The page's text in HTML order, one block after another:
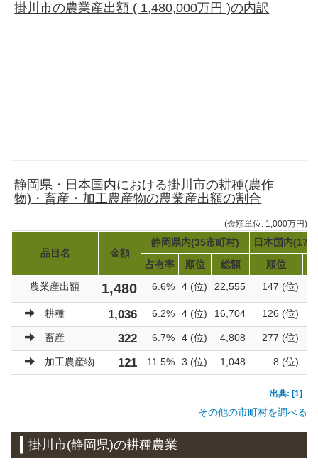
掛川市の農業産出額 ( 1,480,000万円 )の内訳
静岡県・日本国内における掛川市の耕種(農作
物)・畜産・加工農産物の農業産出額の割合
(金額単位: 1,000万円)
品目名 金額
静岡県内(35市町村)
日本国内
占有率
順位 総額
順位
農業産出額
1,480 6.6% 4 (位) 22,555 147 (位)
耕種 1,036 6.2% 4 (位) 16,704 126 (位)
畜産 322 6.7% 4 (位) 4,808 277 (位)
加工農産物 121 11.5% 3 (位) 1,048 8 (位)
出典: [1]
その他の市町村を調べる
掛川市(静岡県)の耕種農業